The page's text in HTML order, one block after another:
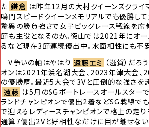
た 鎌倉 は昨年12月の大村クイーンズクライ
鳴門スピードクイーンメモリアルでも優勝し
驚異の勝負強さで女子ビッグレース戦線を席
節も主役となるのか。徳山では2021年にオー
るなど現在3節連続優出中。水面相性にも不
V争いの軸はやはり 遠藤エミ （滋賀）だろ
オンは2021年浜名湖大会、2023年津大会、
の優勝歴。最近5大会で3Vと圧倒的な強さを
遠藤 は5月のSGボートレースオールスター
ランドチャンピオンで優出2着などSG戦線で
で迎えるレディースチャンピオンで格上の走
通算7優出2Vと好相性なだけに目が離せない